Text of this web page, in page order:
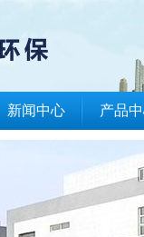
新闻中心 产品